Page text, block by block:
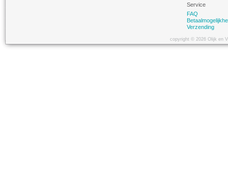
Service
FAQ
Verzending
copyright © 2026 Olijk en